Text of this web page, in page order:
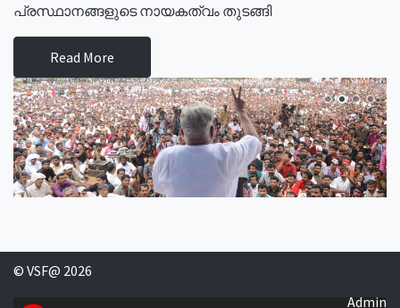
പ്രസ്ഥാനങ്ങളുടെ നായകത്വം തുടങ്ങി
Read More
© VSF@ 2026
Admin